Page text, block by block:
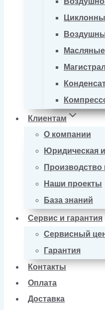
Клиентам
О компании
Юридическая
Наши проекты
База знаний
Сервис и гарантия
Сервисный
Гарантия
Контакты
Оплата
Доставка